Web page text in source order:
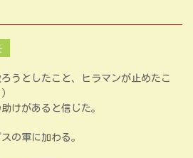
うとしたこと、ヒラマンが止めたこ
けがあると信じた。
の軍に加わる。